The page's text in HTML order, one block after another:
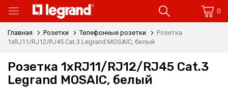
0
Главная Розетки Телефонные розетки
Розетка
1xRJ11/RJ12/RJ45 Cat.3 Legrand MOSAIC, белый
Розетка 1xRJ11/RJ12/RJ45 Cat.3
Legrand MOSAIC, белый